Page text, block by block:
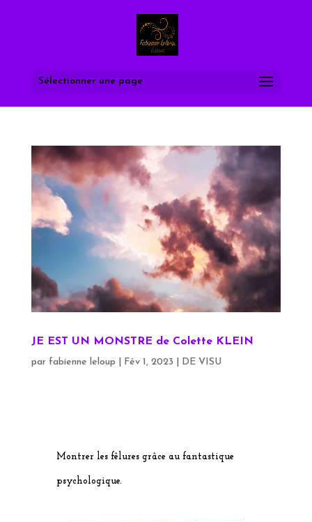
Sélectionner une page
JE EST UN MONSTRE de Colette KLEIN
par fabienne leloup Fév 1, 2023 DE VISU
Montrer les fêlures grâce au fantastique
psychologique.